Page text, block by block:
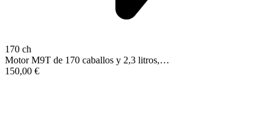
170 ch
Motor M9T de 170 caballos y 2,3 litros,…
150,00 €